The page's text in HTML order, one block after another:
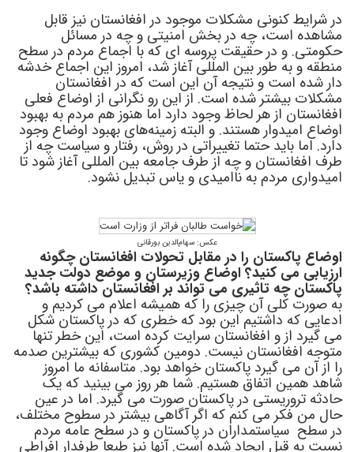
در شرایط کنونی مشکلات موجود در افغانستان نیز قابل
مشاهده است، چه در بخش امنیتی و چه در مسائل
حکومتی. و در حقیقت پروسه ای که با اجماع مردم در سطح
منطقه و به طور بین المللی آغاز شد، امروز این اجماع خدشه
دار شده است و نتیجه آن این است که در افغانستان
مشکلات بیشتر شده است. از این رو نگرانی از اوضاع فعلی
افغانستان از هر لحاظ وجود دارد اما هنوز هم مردم به بهبود
اوضاع امیدوار هستند. و البته زمینه‌های بهبود اوضاع وجود
دارد. اما باید حتما تغییراتی در روش، رفتار و سیاست چه از
طرف افغانستان و چه از طرف جامعه بین المللی آغاز شود تا
امیدواری مردم به ناامیدی و یاس تبدیل نشود.
عکس: سهام‌الدين بورقانى
اوضاع پاکستان را در مقابل تحولات افغانستان چگونه
ارزیابی می کنید؟ اوضاع وزیرستان و موضع دولت جدید
پاکستان چه تاثیری می تواند بر افغانستان داشته باشد؟
به صورت کلی آن چیزی را که همیشه اعلام می کردیم و
ادعایی که داشتیم این بود که خطری که در پاکستان شکل
می گیرد از و افغانستان سرایت کرده است، این خطر تنها
متوجه افغانستان نیست. دومین کشوری که بیشترین صدمه
را از آن می گیرد پاکستان خواهد بود. متاسفانه ما امروز
شاهد همین اتفاق هستیم. شما هر روز می بینید که یک
حادثه تروریستی در پاکستان صورت می گیرد. اما در عین
حال من فکر می کنم که اگر آگاهی بیشتر در سطوح مختلف،
در سطح سیاستمداران در پاکستان و در سطح عامه مردم
نسبت به قبل ایجاد شده است. آنها نیز طبعا طرفدار افراطی